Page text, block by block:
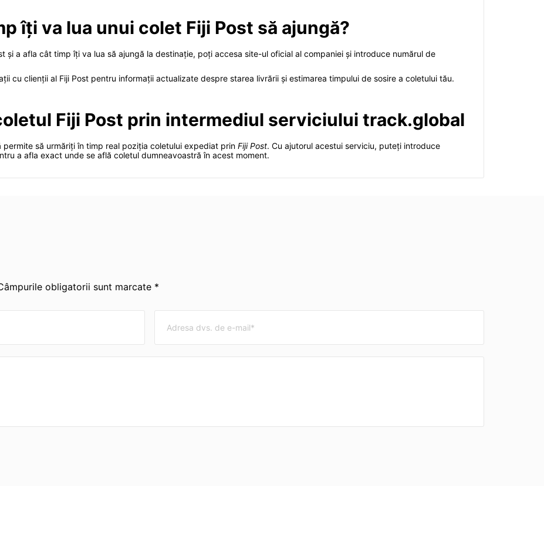
îți va lua unui colet Fiji Post să ajungă?
și a afla cât timp îți va lua să ajungă la destinație, poți accesa site-ul oficial al companiei și introduce numărul de
cu clienții al Fiji Post pentru informații actualizate despre starea livrării și estimarea timpului de sosire a coletului tău.
Fiji Post prin intermediul serviciului track.global
permite să urmăriți în timp real poziția coletului expediat prin Fiji Post. Cu ajutorul acestui serviciu, puteți introduce
a afla exact unde se află coletul dumneavoastră în acest moment.
obligatorii sunt marcate *